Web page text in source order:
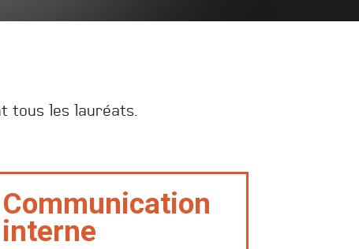
tous les lauréats.
Communication
interne